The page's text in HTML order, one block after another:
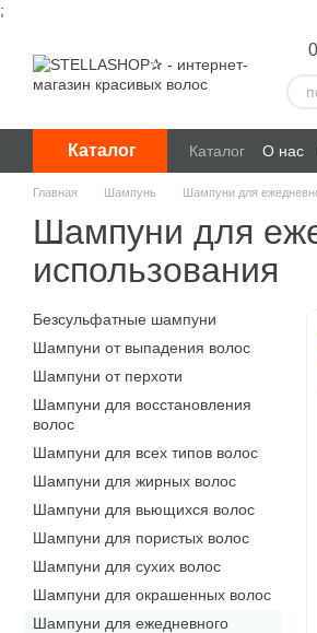
;
Каталог Каталог О нас
Главная Шампунь Шампуни для
Шампуни для
использования
Безсульфатные шампуни
Шампуни от выпадения волос
Шампуни от перхоти
Шампуни для восстановления
волос
Шампуни для всех типов волос
Шампуни для жирных волос
Шампуни для вьющихся волос
Шампуни для пористых волос
Шампуни для сухих волос
Шампуни для окрашенных волос
Шампуни для ежедневного